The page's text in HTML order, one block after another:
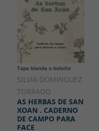
Tapa blanda o bolsillo
SILVIA DOMINGUEZ
TORRADO
AS HERBAS DE SAN
XOAN . CADERNO
DE CAMPO PARA
FACE